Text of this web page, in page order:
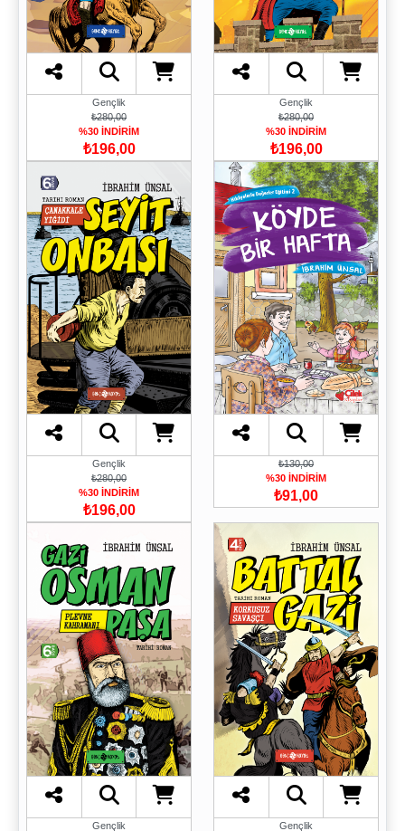
Gençlik
₺280,00
%30 İNDİRİM
₺196,00
Gençlik
₺280,00
%30 İNDİRİM
₺196,00
Gençlik
₺280,00
%30 İNDİRİM
₺196,00
₺130,00
%30 İNDİRİM
₺91,00
Gençlik Gençlik